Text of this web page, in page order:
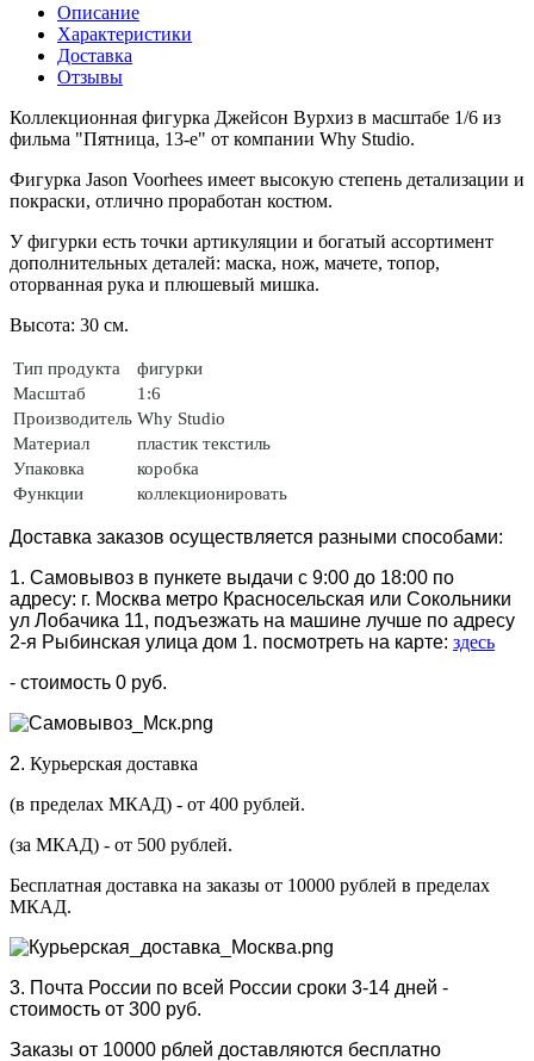
Описание
Характеристики
Доставка
Отзывы
Коллекционная фигурка Джейсон Вурхиз в масштабе 1/6 из
фильма "Пятница, 13-е" от компании Why Studio.
Фигурка Jason Voorhees имеет высокую степень детализации и
покраски, отлично проработан костюм.
У фигурки есть точки артикуляции и богатый ассортимент
дополнительных деталей: маска, нож, мачете, топор,
оторванная рука и плюшевый мишка.
Высота: 30 см.
Тип продукта
фигурки
Масштаб
1:6
Производитель Why Studio
Материал
пластик текстиль
Упаковка
коробка
Функции
коллекционировать
Доставка заказов осуществляется разными способами:
1. Самовывоз в пункете выдачи с 9:00 до 18:00 по
адресу: г. Москва метро Красносельская или Сокольники
ул Лобачика 11, подъезжать на машине лучше по адресу
2-я Рыбинская улица дом 1. посмотреть на карте: здесь
- стоимость 0 руб.
2. Курьерская доставка
(в пределах МКАД) - от 400 рублей.
(за МКАД) - от 500 рублей.
Бесплатная доставка на заказы от 10000 рублей в пределах
МКАД.
3. Почта России по всей России сроки 3-14 дней -
стоимость от 300 руб.
Заказы от 10000 рблей доставляются бесплатно